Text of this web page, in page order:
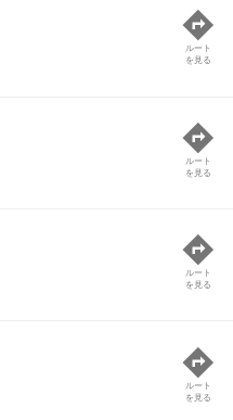
ルート
を見る
ルート
を見る
ルート
を見る
ルート
を見る